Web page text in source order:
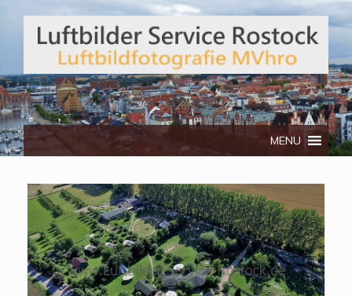
Telefon: 0172/3134512
MENU